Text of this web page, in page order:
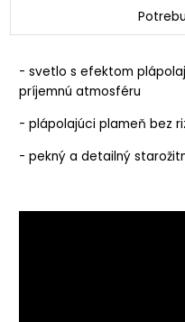
- svetlo s efektom
príjemnú atmosféru
- plápolajúci plameň bez
- pekný a detailný